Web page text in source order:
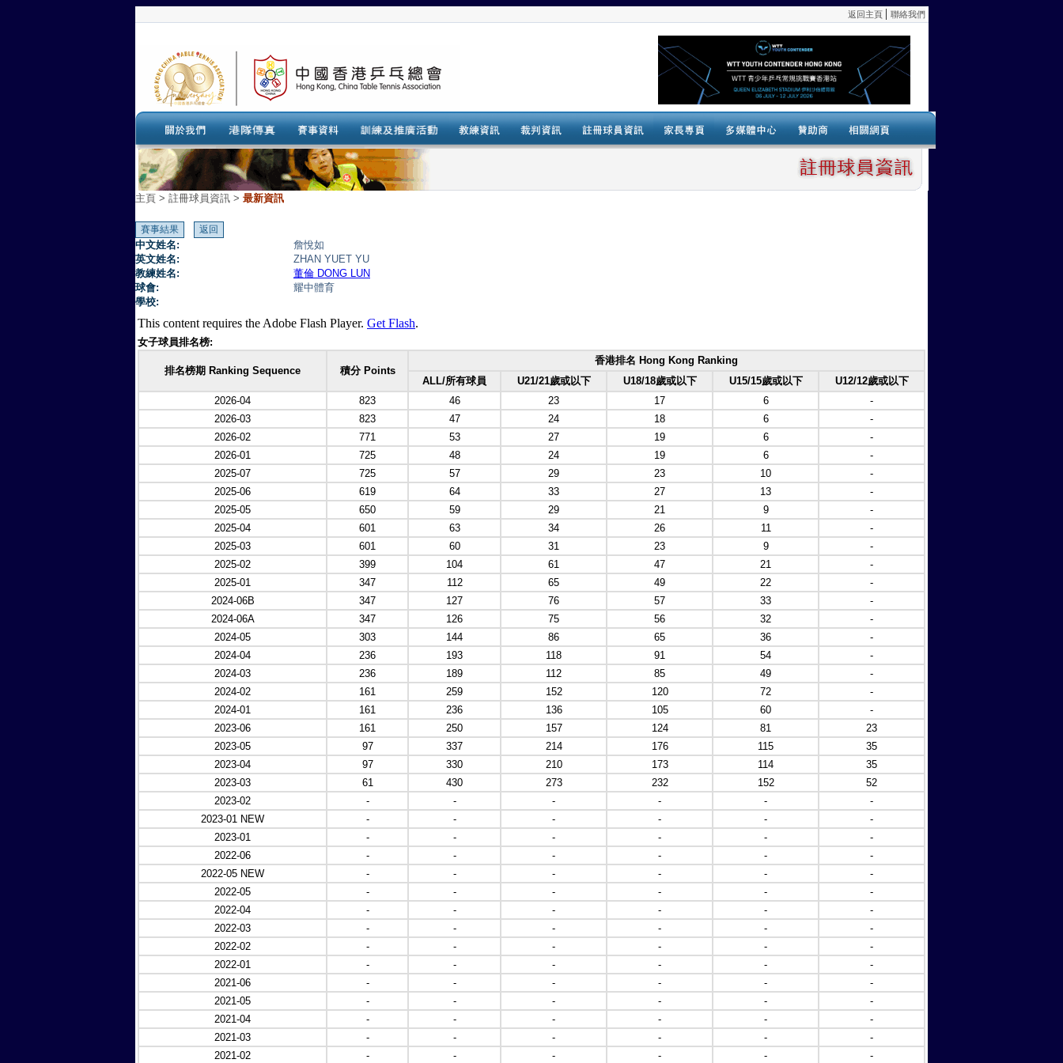
主頁 > 註冊球員資訊 > 最新資訊
中文姓名:
詹悅如
英文姓名:
ZHAN YUET YU
教練姓名:
董倫 DONG LUN
球會:
耀中體育
學校:
This content requires the Adobe Flash Player. Get Flash.
女子球員排名榜:
排名榜期 Ranking Sequence 積分 Points
香港排名 Hong Kong Ranking
ALL/所有球員
U21/21歲或以下 U18/18歲或以下 U15/15歲或以下
U12/12歲或以下
2026-04
823 46 23 17 6
-
2026-03
823 47 24 18 6
-
2026-02
771 53 27 19 6
-
2026-01
725 48 24 19 6
-
2025-07
725 57 29 23 10
-
2025-06
619 64 33 27 13
-
2025-05
650 59 29 21 9
-
2025-04
601 63 34 26 11
-
2025-03
601 60 31 23 9
-
2025-02
399 104 61 47 21
-
2025-01
347 112 65 49 22
-
2024-06B
347 127 76 57 33
-
2024-06A
347 126 75 56 32
-
2024-05
303 144 86 65 36
-
2024-04
236 193 118 91 54
-
2024-03
236 189 112 85 49
-
2024-02
161 259 152 120 72
-
2024-01
161 236 136 105 60
-
2023-06
161 250 157 124 81
23
2023-05
97 337 214 176 115
35
2023-04
97 330 210 173 114
35
2023-03
61 430 273 232 152
52
2023-02
- - - - -
-
2023-01 NEW
- - - - -
-
2023-01
- - - - -
-
2022-06
- - - - -
-
2022-05 NEW
- - - - -
-
2022-05
- - - - -
-
2022-04
- - - - -
-
2022-03
- - - - -
-
2022-02
- - - - -
-
2022-01
- - - - -
-
2021-06
- - - - -
-
2021-05
- - - - -
-
2021-04
- - - - -
-
2021-03
- - - - -
-
2021-02
- - - - - -